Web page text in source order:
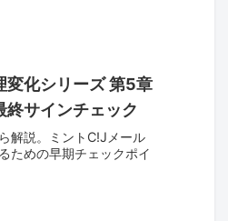
変化シリーズ 第5章
サインチェック
解説。ミントC!Jメール
ための早期チェックポイ